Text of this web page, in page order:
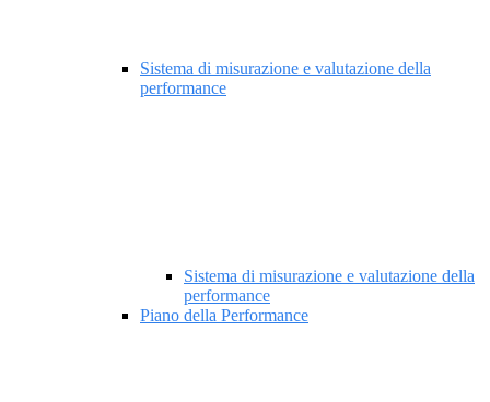
Sistema di misurazione e valutazione della
performance
Sistema di misurazione e valutazione della
performance
Piano della Performance